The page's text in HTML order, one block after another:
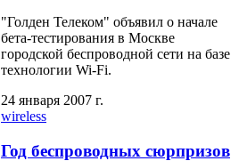
"Голден Телеком" объявил о начале
бета-тестирования в Москве
городской беспроводной сети на базе
технологии Wi-Fi.
24 января 2007 г.
wireless
Год беспроводных сюрпризов